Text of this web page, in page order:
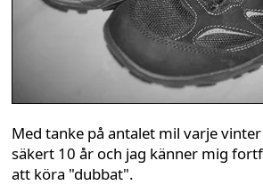
Med tanke på antalet mil varje vinter
säkert 10 år och jag känner mig
att köra "dubbat".